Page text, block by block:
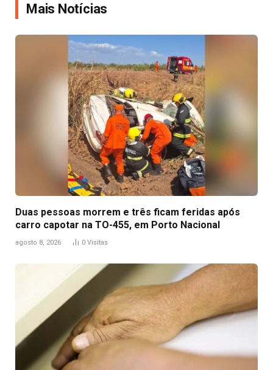
Mais Notícias
Duas pessoas morrem e três ficam feridas após
carro capotar na TO-455, em Porto Nacional
agosto 8, 2026 0 Visitas